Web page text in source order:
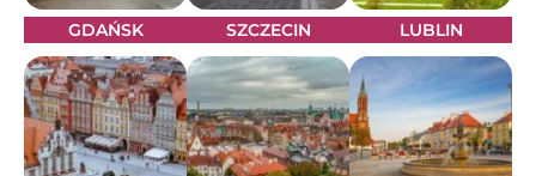
GDAŃSK SZCZECIN LUBLIN